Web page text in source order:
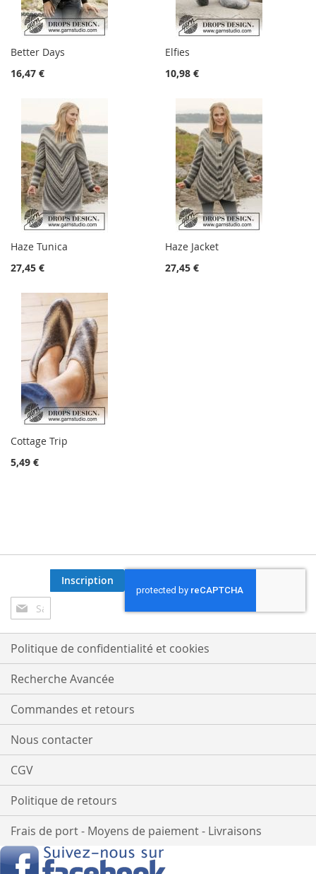
Better Days
16,47 €
Elfies
10,98 €
Haze Tunica
27,45 €
Haze Jacket
27,45 €
Cottage Trip
5,49 €
Inscription
à
notre
lettre
d’information
:
Inscription
Politique de confidentialité et cookies
Recherche Avancée
Commandes et retours
Nous contacter
CGV
Politique de retours
Frais de port - Moyens de paiement - Livraisons